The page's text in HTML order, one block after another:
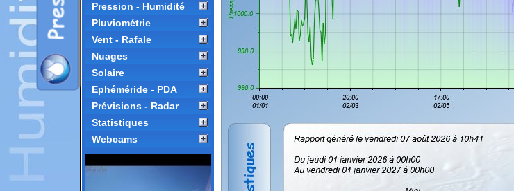
Pression - Humidité
Pluviométrie
Vent - Rafale
Nuages
Solaire
Ephéméride - PDA
Prévisions - Radar
Statistiques
Webcams